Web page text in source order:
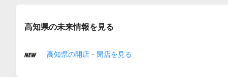
高知県の未来情報を見る
高知県の開店・閉店を見る